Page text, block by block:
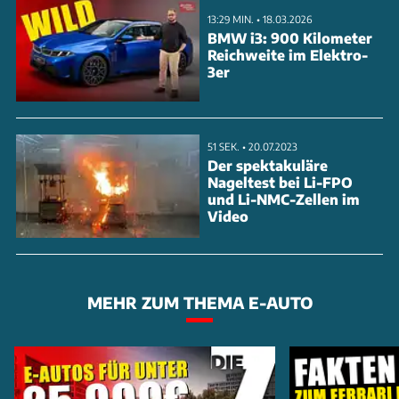
Rosberg, der Formel-1-Weltmeister von 2016. Erste
Probefahrten im Elektro-Hypercar und die Lieferung
an seinen Wohnsitz in Monaco kurz vor
Weihnachten 2022 hat Rosberg auf für ihn typische
13:29 MIN. • 18.03.2026
BMW i3: 900 Kilometer
Reichweite im Elektro-
3er
51 SEK. • 20.07.2023
Der spektakuläre
Nageltest bei Li-FPO
und Li-NMC-Zellen im
Video
MEHR ZUM THEMA E-AUTO